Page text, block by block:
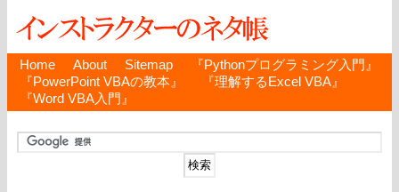
Home About Sitemap
『Pythonプログラミング入門』
『PowerPoint VBAの教本』
『理解するExcel VBA』
『Word VBA入門』